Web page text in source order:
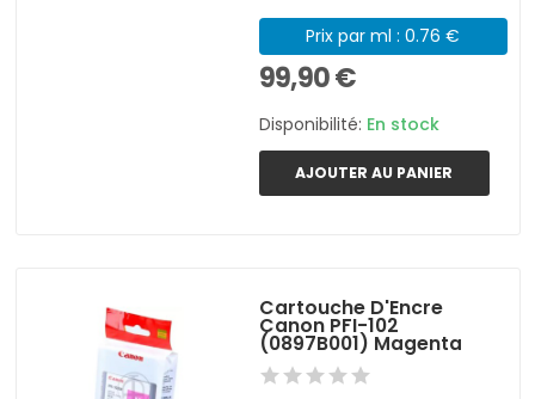
Prix par ml : 0.76 €
99,90 €
Disponibilité: En stock
AJOUTER AU PANIER
Cartouche D'Encre
Canon PFI-102
(0897B001) Magenta